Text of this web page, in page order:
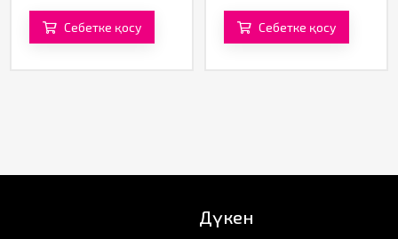
Себетке қосу Себетке қосу
Дүкен